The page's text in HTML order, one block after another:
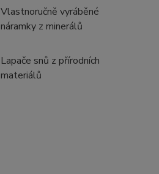
Vlastnoručně vyráběné
náramky z minerálů
Lapače snů z přírodních
materiálů